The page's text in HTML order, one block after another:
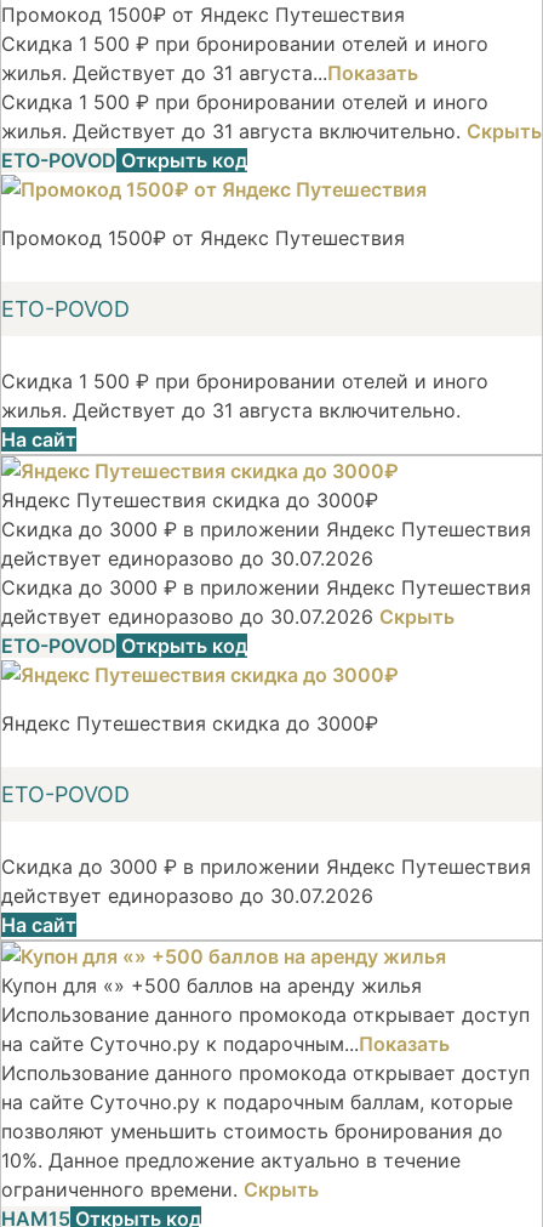
Промокод 1500₽ от Яндекс Путешествия
Скидка 1 500 ₽ при бронировании отелей и иного
жилья. Действует до 31 августа...Показать
Скидка 1 500 ₽ при бронировании отелей и иного
жилья. Действует до 31 августа включительно. Скрыть
ETO-POVOD Открыть код
Промокод 1500₽ от Яндекс Путешествия
ETO-POVOD
Скидка 1 500 ₽ при бронировании отелей и иного
жилья. Действует до 31 августа включительно.
На сайт
Яндекс Путешествия скидка до 3000₽
Скидка до 3000 ₽ в приложении Яндекс Путешествия
действует единоразово до 30.07.2026
Скидка до 3000 ₽ в приложении Яндекс Путешествия
действует единоразово до 30.07.2026 Скрыть
ETO-POVOD Открыть код
Яндекс Путешествия скидка до 3000₽
ETO-POVOD
Скидка до 3000 ₽ в приложении Яндекс Путешествия
действует единоразово до 30.07.2026
На сайт
Купон для «» +500 баллов на аренду жилья
Использование данного промокода открывает доступ
на сайте Суточно.ру к подарочным...Показать
Использование данного промокода открывает доступ
на сайте Суточно.ру к подарочным баллам, которые
позволяют уменьшить стоимость бронирования до
10%. Данное предложение актуально в течение
ограниченного времени. Скрыть
НАМ15 Открыть код